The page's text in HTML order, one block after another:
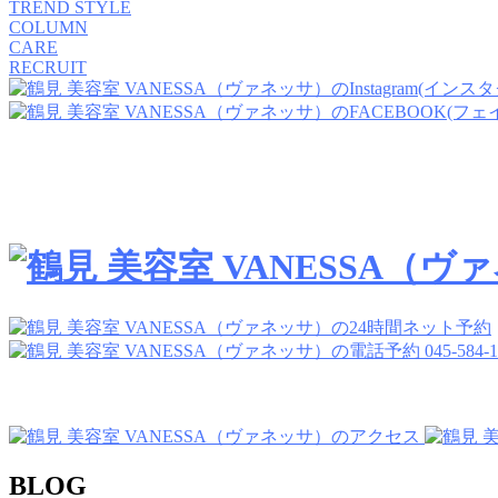
TREND STYLE
COLUMN
CARE
RECRUIT
045-584-
BLOG